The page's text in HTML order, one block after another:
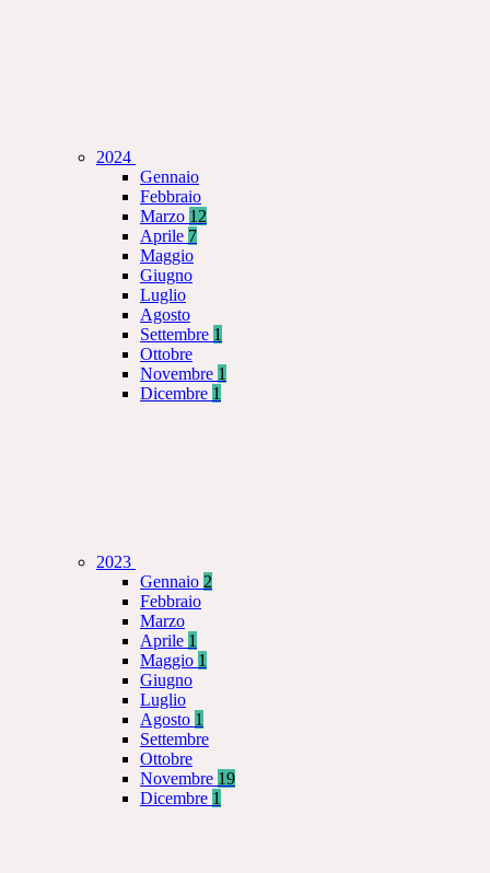
2024
Gennaio
Febbraio
Marzo 12
Aprile 7
Maggio
Giugno
Luglio
Agosto
Settembre 1
Ottobre
Novembre 1
Dicembre 1
2023
Gennaio 2
Febbraio
Marzo
Aprile 1
Maggio 1
Giugno
Luglio
Agosto 1
Settembre
Ottobre
Novembre 19
Dicembre 1